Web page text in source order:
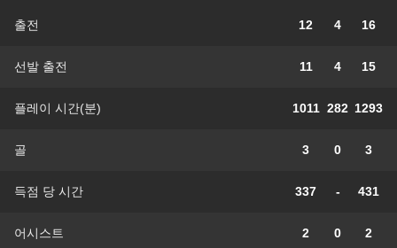
출전 12 4 16
선발 출전 11 4 15
플레이 시간(분) 1011 282 1293
골 3 0 3
득점 당 시간 337 - 431
어시스트 2 0 2